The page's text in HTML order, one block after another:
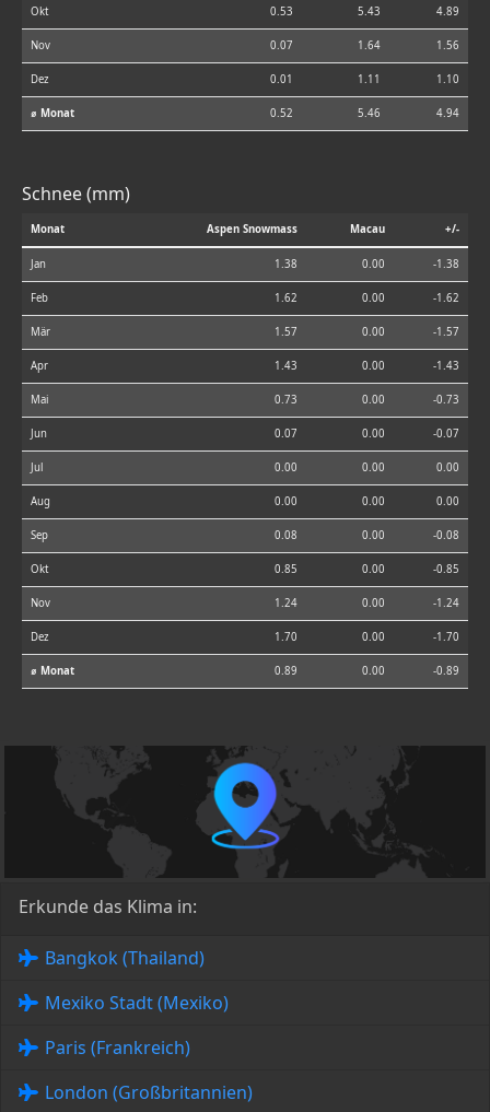
Okt 0.53 5.43 4.89
Nov 0.07 1.64 1.56
Dez 0.01 1.11 1.10
⌀ Monat 0.52 5.46 4.94
Schnee (mm)
Monat Aspen Snowmass Macau +/-
Jan 1.38 0.00 -1.38
Feb 1.62 0.00 -1.62
Mär 1.57 0.00 -1.57
Apr 1.43 0.00 -1.43
Mai 0.73 0.00 -0.73
Jun 0.07 0.00 -0.07
Jul 0.00 0.00 0.00
Aug 0.00 0.00 0.00
Sep 0.08 0.00 -0.08
Okt 0.85 0.00 -0.85
Nov 1.24 0.00 -1.24
Dez 1.70 0.00 -1.70
⌀ Monat 0.89 0.00 -0.89
Erkunde das Klima in:
Bangkok (Thailand)
Mexiko Stadt (Mexiko)
Paris (Frankreich)
London (Großbritannien)